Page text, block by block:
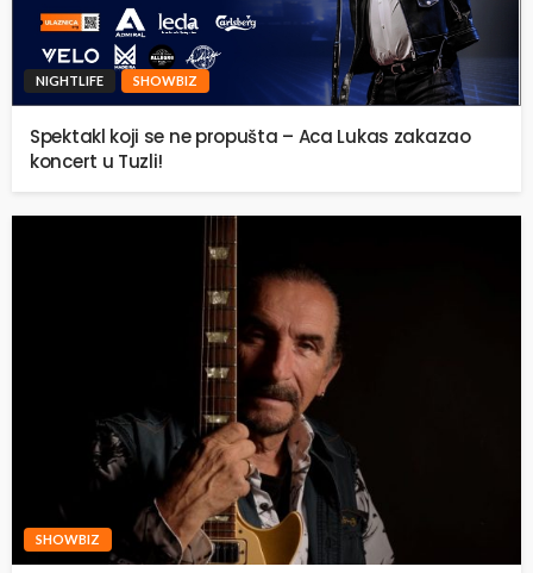
NIGHTLIFE SHOWBIZ
Spektakl koji se ne propušta – Aca Lukas zakazao
koncert u Tuzli!
SHOWBIZ